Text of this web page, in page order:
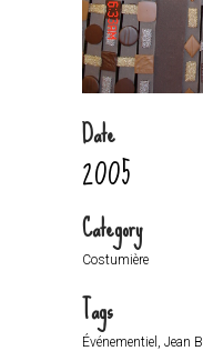
Date
2005
Category
Costumière
Tags
Événementiel, Jean